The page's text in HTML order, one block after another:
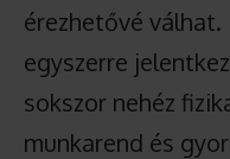
érezhetővé válhat.
egyszerre
sokszor nehéz
munkarend és